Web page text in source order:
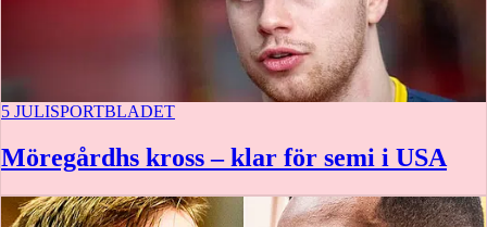
5 JULISPORTBLADET
Möregårdhs kross – klar för semi i USA